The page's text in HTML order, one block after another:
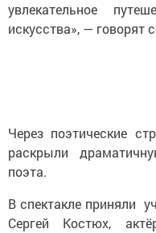
увлекательное
искусства», — говорят
Через поэтические
раскрыли
поэта.
В спектакле приняли
Сергей Костюх,